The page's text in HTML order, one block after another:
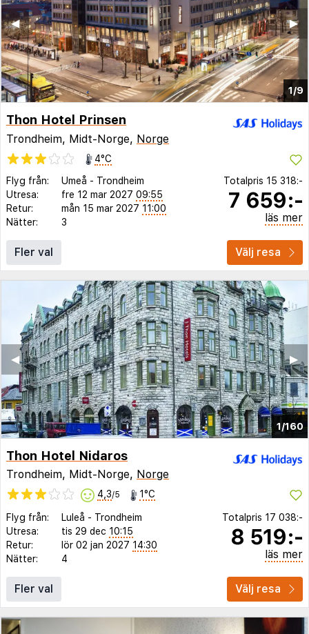
1/9
▶︎
◀︎
Thon Hotel Prinsen
Trondheim, Midt-Norge, Norge
4°C
Flyg från:
Umeå - Trondheim
Utresa:
fre 12 mar 2027 09:55
Retur:
mån 15 mar 2027 11:00
Nätter:
3
Totalpris 15 318:-
7 659:-
läs mer
Fler val Välj resa
1/160
▶︎
◀︎
Thon Hotel Nidaros
Trondheim, Midt-Norge, Norge
4,3/5 1°C
Flyg från: Luleå - Trondheim
Utresa:
tis 29 dec 10:15
Retur:
lör 02 jan 2027 14:30
Nätter:
4
Totalpris 17 038:-
8 519:-
läs mer
Fler val Välj resa